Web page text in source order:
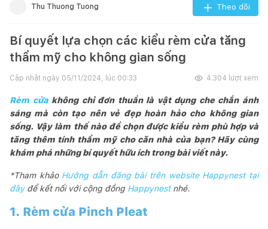
Thu Thuong Tuong Theo dõi
Bí quyết lựa chọn các kiểu rèm cửa tăng
thẩm mỹ cho không gian sống
Cập nhật ngày 05/11/2024, lúc 00:33 4.304 lượt xem
Rèm cửakhông chỉ đơn thuần là vật dụng che chắn ánh
sáng mà còn tạo nên vẻ đẹp hoàn hảo cho không gian
sống. Vậy làm thế nào để chọn được kiểu rèm phù hợp và
tăng thêm tính thẩm mỹ cho căn nhà của bạn? Hãy cùng
khám phá những bí quyết hữu ích trong bài viết này.
*Tham khảo Hướng dẫn đăng bài trên website Happynest tại
đâyđể kết nối với cộng đồng Happynestnhé.
1. Rèm cửa Pinch Pleat